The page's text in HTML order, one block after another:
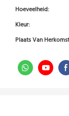
Hoeveelheid:
Kleur:
Plaats Van